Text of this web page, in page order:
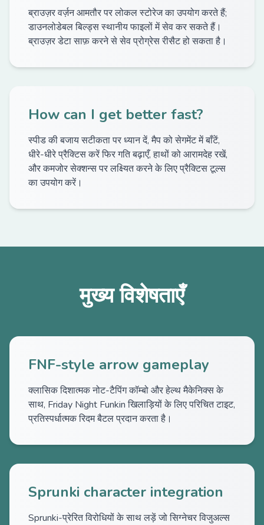
ब्राउज़र वर्ज़न आमतौर पर लोकल स्टोरेज का उपयोग करते हैं;
डाउनलोडेबल बिल्ड्स स्थानीय फाइलों में सेव कर सकते हैं।
ब्राउज़र डेटा साफ़ करने से सेव प्रोग्रेस रीसैट हो सकता है।
How can I get better fast?
स्पीड की बजाय सटीकता पर ध्यान दें, मैप को सेगमेंट में बाँटें,
धीरे-धीरे प्रैक्टिस करें फिर गति बढ़ाएँ, हाथों को आरामदेह रखें,
और कमजोर सेक्शन्स पर लक्ष्यित करने के लिए प्रैक्टिस टूल्स
का उपयोग करें।
मुख्य विशेषताएँ
FNF-style arrow gameplay
क्लासिक दिशात्मक नोट-टैपिंग कॉम्बो और हेल्थ मैकेनिक्स के
साथ, Friday Night Funkin खिलाड़ियों के लिए परिचित टाइट,
प्रतिस्पर्धात्मक रिदम बैटल प्रदान करता है।
Sprunki character integration
Sprunki-प्रेरित विरोधियों के साथ लड़ें जो सिग्नेचर विजुअल्स